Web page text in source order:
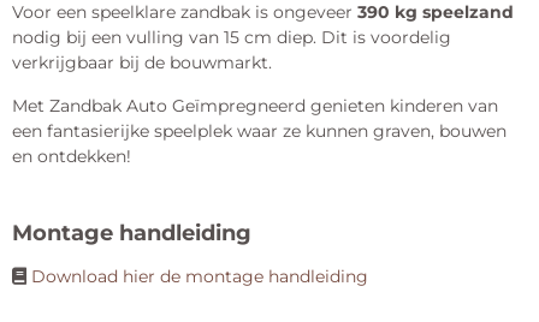
Voor een speelklare zandbak is ongeveer 390 kg speelzand
nodig bij een vulling van 15 cm diep. Dit is voordelig
verkrijgbaar bij de bouwmarkt.
Met Zandbak Auto Geïmpregneerd genieten kinderen van
een fantasierijke speelplek waar ze kunnen graven, bouwen
en ontdekken!
Montage handleiding
Download hier de montage handleiding